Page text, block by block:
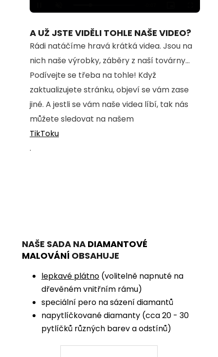
100.00%
A UŽ JSTE VIDĚLI TOHLE NAŠE VIDEO?
Rádi natáčíme hravá krátká videa. Jsou na
nich naše výrobky, záběry z naší továrny...
Podívejte se třeba na tohle! Když
zaktualizujete stránku, objeví se vám zase
jiné. A jestli se vám naše videa líbí, tak nás
můžete sledovat na našem
TikToku
.
NAŠE SADA NA DIAMANTOVÉ
MALOVÁNÍ OBSAHUJE
lepkavé plátno (volitelně napnuté na
dřevěném vnitřním rámu)
speciální pero na sázení diamantů
napytlíčkované diamanty (cca 20 - 30
pytlíčků různých barev a odstínů)